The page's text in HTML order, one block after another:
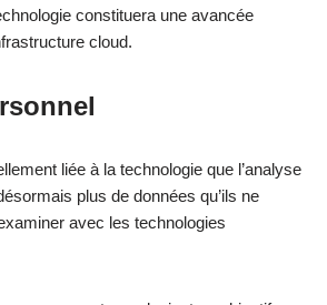
constituera une avancée
cloud.
liée à la technologie que l’analyse
plus de données qu’ils ne
avec les technologies